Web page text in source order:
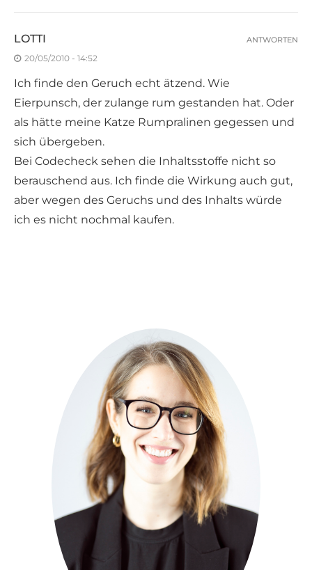
LOTTI
20/05/2010 - 14:52
Ich finde den Geruch echt ätzend. Wie
Eierpunsch, der zulange rum gestanden hat. Oder
als hätte meine Katze Rumpralinen gegessen und
sich übergeben.
Bei Codecheck sehen die Inhaltsstoffe nicht so
berauschend aus. Ich finde die Wirkung auch gut,
aber wegen des Geruchs und des Inhalts würde
ich es nicht nochmal kaufen.
ANTWORTEN